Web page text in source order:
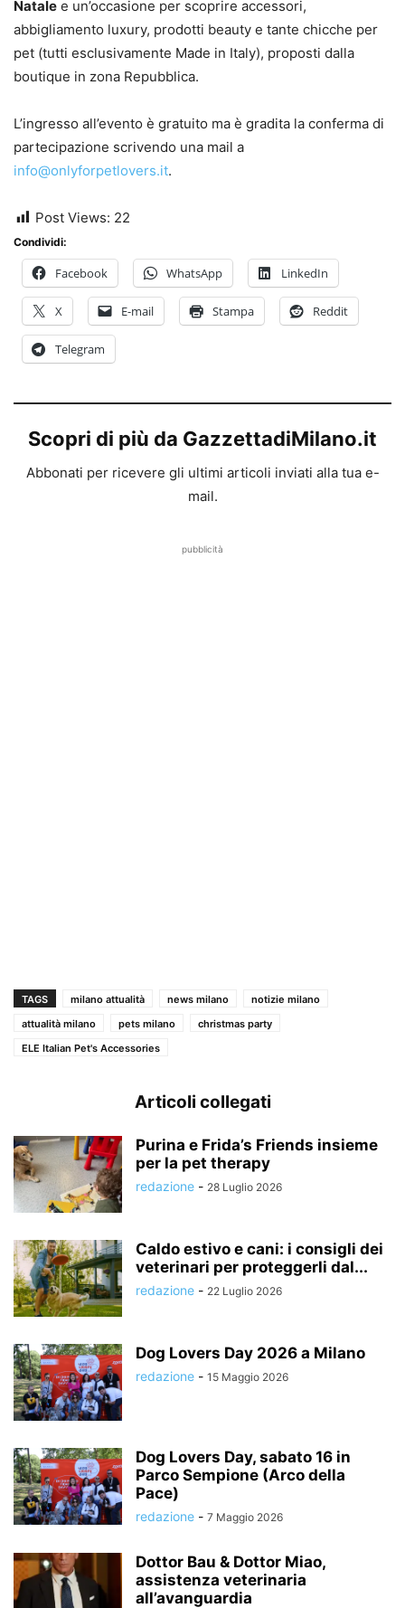
Natale e un’occasione per scoprire accessori,
abbigliamento luxury, prodotti beauty e tante chicche per
pet (tutti esclusivamente Made in Italy), proposti dalla
boutique in zona Repubblica.
L’ingresso all’evento è gratuito ma è gradita la conferma di
partecipazione scrivendo una mail a
info@onlyforpetlovers.it.
Post Views: 22
Condividi:
Facebook WhatsApp LinkedIn
X E-mail Stampa Reddit
Telegram
Scopri di più da GazzettadiMilano.it
Abbonati per ricevere gli ultimi articoli inviati alla tua e-
mail.
pubblicità
TAGS milano attualità news milano
notizie milano
attualità milano
pets milano
christmas party
ELE Italian Pet's Accessories
Articoli collegati
Purina e Frida’s Friends insieme
per la pet therapy
redazione - 28 Luglio 2026
Caldo estivo e cani: i consigli dei
veterinari per proteggerli dal...
redazione - 22 Luglio 2026
Dog Lovers Day 2026 a Milano
redazione - 15 Maggio 2026
Dog Lovers Day, sabato 16 in
Parco Sempione (Arco della
Pace)
redazione - 7 Maggio 2026
Dottor Bau & Dottor Miao,
assistenza veterinaria
all’avanguardia